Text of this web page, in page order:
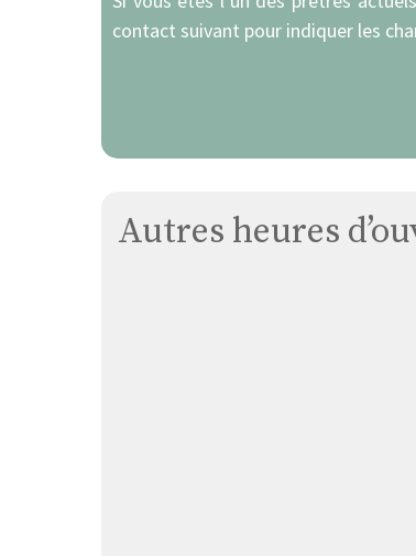
contact suivant pour indiquer les
Autres heures